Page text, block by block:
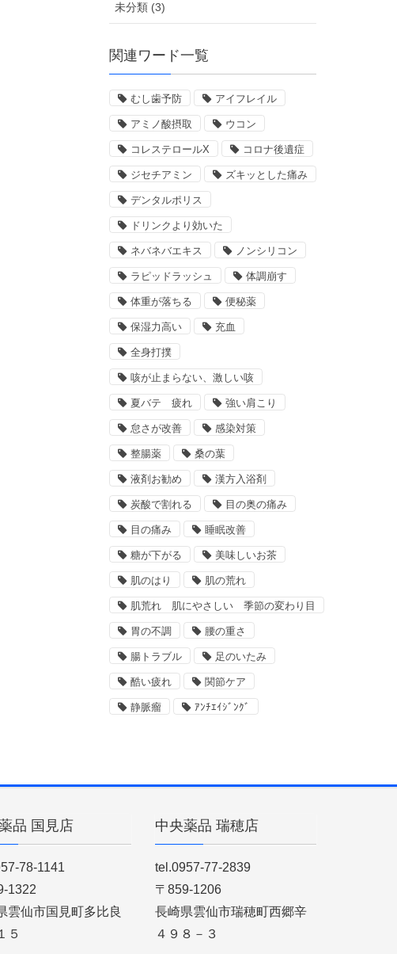
未分類 (3)
関連ワード一覧
むし歯予防 アイフレイル
アミノ酸摂取 ウコン
コレステロールX コロナ後遺症
ジセチアミン ズキッとした痛み
デンタルポリス
ドリンクより効いた
ネバネバエキス ノンシリコン
ラピッドラッシュ 体調崩す
体重が落ちる 便秘薬
保湿力高い 充血
全身打撲
咳が止まらない、激しい咳
夏バテ 疲れ 強い肩こり
怠さが改善 感染対策
整腸薬 桑の葉
液剤お勧め 漢方入浴剤
炭酸で割れる 目の奥の痛み
目の痛み 睡眠改善
糖が下がる 美味しいお茶
肌のはり 肌の荒れ
肌荒れ 肌にやさしい 季節の変わり目
胃の不調 腰の重さ
腸トラブル 足のいたみ
酷い疲れ 関節ケア
静脈瘤 ｱﾝﾁｴｲｼﾞﾝｸﾞ
品 国見店
78-1141
1322
雲仙市国見町多比良
５
中央薬品 瑞穂店
tel.0957-77-2839
〒859-1206
長崎県雲仙市瑞穂町西郷辛
４９８－３